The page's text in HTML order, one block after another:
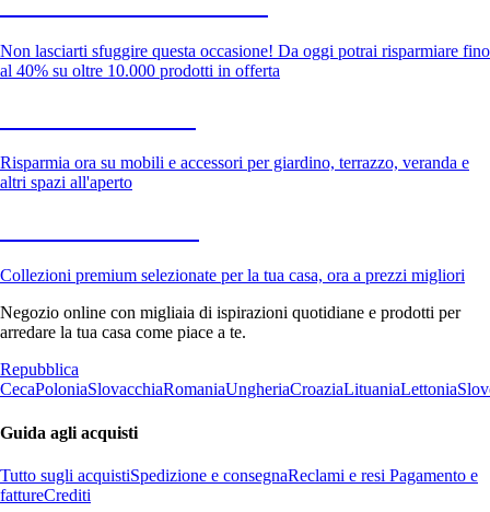
Non lasciarti sfuggire questa occasione! Da oggi potrai risparmiare fino
al 40% su oltre 10.000 prodotti in offerta
Risparmia ora su mobili e accessori per giardino, terrazzo, veranda e
altri spazi all'aperto
Collezioni premium selezionate per la tua casa, ora a prezzi migliori
Negozio online con migliaia di ispirazioni quotidiane e prodotti per
arredare la tua casa come piace a te.
Repubblica
CecaPoloniaSlovacchiaRomaniaUngheriaCroaziaLituaniaLettonia
Guida agli acquisti
Tutto sugli acquistiSpedizione e consegnaReclami e resi Pagamento e
fattureCrediti